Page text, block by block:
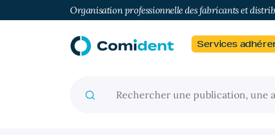
Organisation professionnelle des fabricants et
Services